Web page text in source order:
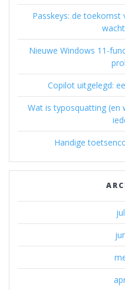
Passkeys: de toekomst
Nieuwe Windows 11-
Copilot uitgelegd:
Wat is typosquatting (en
Handige